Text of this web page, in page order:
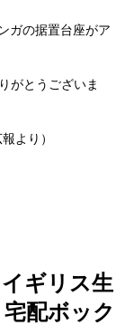
ガの据置台座がア
がとうございま
より）
ギリス生
配ボック